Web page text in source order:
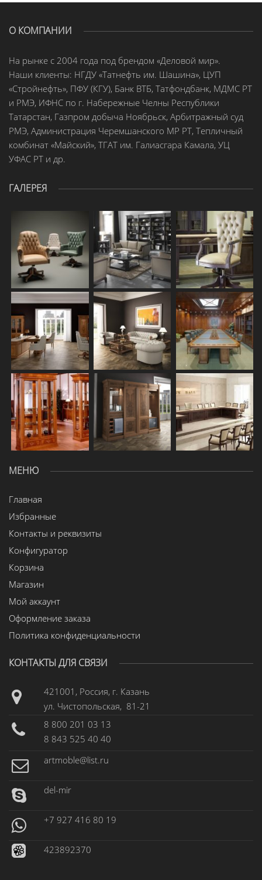
О КОМПАНИИ
На рынке с 2004 года под брендом «Деловой мир».
Наши клиенты: НГДУ «Татнефть им. Шашина», ЦУП
«Стройнефть», ПФУ (КГУ), Банк ВТБ, Татфондбанк, МДМС РТ
и РМЭ, ИФНС по г. Набережные Челны Республики
Татарстан, Газпром добыча Ноябрьск, Арбитражный суд
РМЭ, Администрация Черемшанского МР РТ, Тепличный
комбинат «Майский», ТГАТ им. Галиасгара Камала, УЦ
УФАС РТ и др.
ГАЛЕРЕЯ
МЕНЮ
Главная
Избранные
Контакты и реквизиты
Конфигуратор
Корзина
Магазин
Мой аккаунт
Оформление заказа
Политика конфиденциальности
КОНТАКТЫ ДЛЯ СВЯЗИ
421001, Россия, г. Казань
ул. Чистопольская, 81-21
8 800 201 03 13
8 843 525 40 40
artmoble@list.ru
del-mir
+7 927 416 80 19
423892370